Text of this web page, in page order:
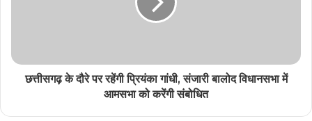
छत्तीसगढ़ के दौरे पर रहेंगी प्रियंका गांधी, संजारी बालोद विधानसभा में
आमसभा को करेंगी संबोधित